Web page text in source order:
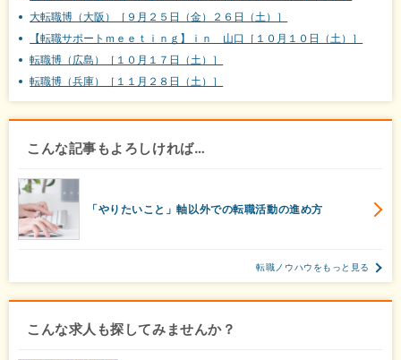
大転職博（大阪）［９月２５日（金）２６日（土）］
【転職サポートｍｅｅｔｉｎｇ】ｉｎ 山口［１０月１０日（土）］
転職博（広島）［１０月１７日（土）］
転職博（兵庫）［１１月２８日（土）］
こんな記事もよろしければ…
「やりたいこと」軸以外での転職活動の進め方
転職ノウハウをもっと見る
こんな求人も探してみませんか？